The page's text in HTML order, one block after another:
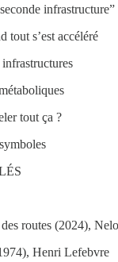
infrastructure”
tout s’est accéléré
tout ça ?
routes (2024),
Henri Lefebvre